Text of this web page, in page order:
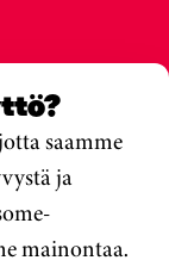
saamme
ja
mainontaa.